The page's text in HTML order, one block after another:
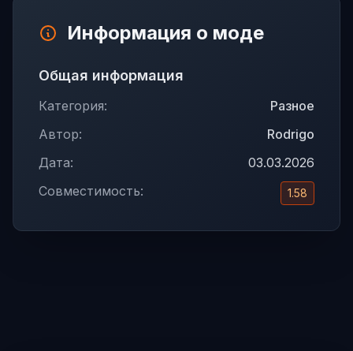
Информация о моде
Общая информация
Категория:
Разное
Автор:
Rodrigo
Дата:
03.03.2026
Совместимость:
1.58